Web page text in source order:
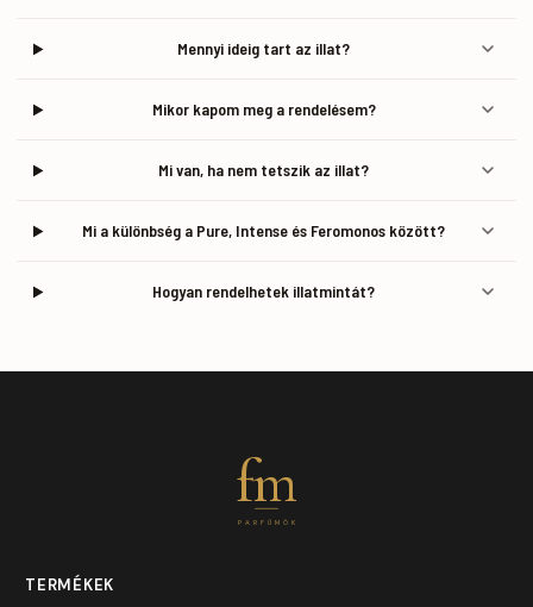
Mennyi ideig tart az illat?
Mikor kapom meg a rendelésem?
Mi van, ha nem tetszik az illat?
Mi a különbség a Pure, Intense és Feromonos között?
Hogyan rendelhetek illatmintát?
fm
PARFÜMÖK
TERMÉKEK